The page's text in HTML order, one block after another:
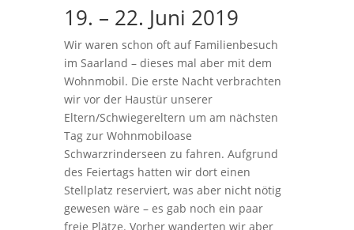
19. – 22. Juni 2019
Wir waren schon oft auf Familienbesuch
im Saarland – dieses mal aber mit dem
Wohnmobil. Die erste Nacht verbrachten
wir vor der Haustür unserer
Eltern/Schwiegereltern um am nächsten
Tag zur Wohnmobiloase
Schwarzrinderseen zu fahren. Aufgrund
des Feiertags hatten wir dort einen
Stellplatz reserviert, was aber nicht nötig
gewesen wäre – es gab noch ein paar
freie Plätze. Vorher wanderten wir aber